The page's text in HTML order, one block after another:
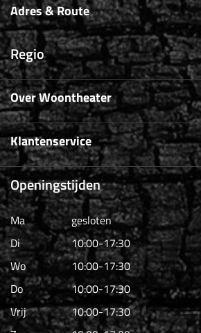
Adres & Route
Regio
Over Woontheater
Klantenservice
Openingstijden
Ma
gesloten
Di
10:00-17:30
Wo
10:00-17:30
Do
10:00-17:30
Vrij
10:00-17:30